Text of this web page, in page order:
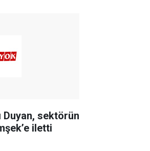
Duyan, sektörün
iletti